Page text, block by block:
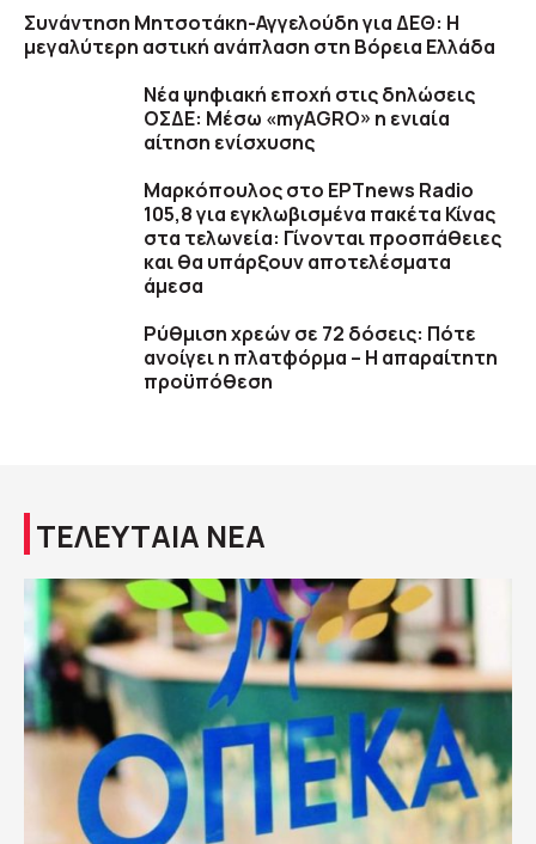
Συνάντηση Μητσοτάκη-Αγγελούδη για ΔΕΘ: Η
μεγαλύτερη αστική ανάπλαση στη Βόρεια Ελλάδα
Νέα ψηφιακή εποχή στις δηλώσεις
ΟΣΔΕ: Μέσω «myAGRO» η ενιαία
αίτηση ενίσχυσης
Μαρκόπουλος στο ΕΡΤnews Radio
105,8 για εγκλωβισμένα πακέτα Κίνας
στα τελωνεία: Γίνονται προσπάθειες
και θα υπάρξουν αποτελέσματα
άμεσα
Ρύθμιση χρεών σε 72 δόσεις: Πότε
ανοίγει η πλατφόρμα – Η απαραίτητη
προϋπόθεση
ΤΕΛΕΥΤΑΙΑ ΝΕΑ